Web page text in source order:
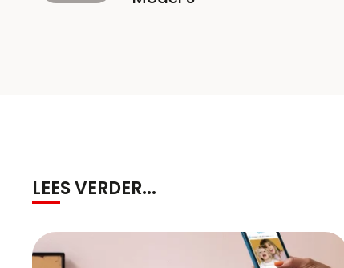
LEES VERDER...